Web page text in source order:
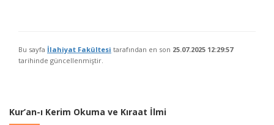
Bu sayfa İlahiyat Fakültesi tarafından en son 25.07.2025 12:29:57
tarihinde güncellenmiştir.
Kur’an-ı Kerim Okuma ve Kıraat İlmi